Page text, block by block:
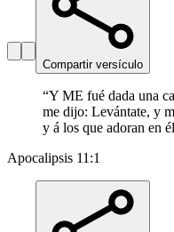
Compartir versículo
“Y ME fué dada una
me dijo: Levántate, y
y á los que adoran en
Apocalipsis 11:1